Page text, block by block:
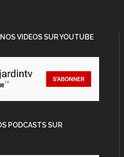
VIDEOS SUR YOUTUBE
PODCASTS SUR